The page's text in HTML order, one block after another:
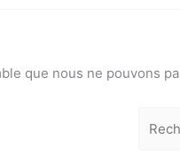
que nous ne pouvons